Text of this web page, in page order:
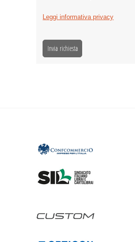
Leggi informativa privacy
Invia richiesta